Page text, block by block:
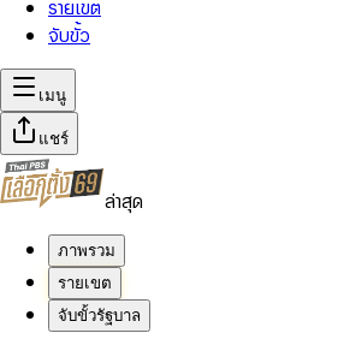
รายเขต
จับขั้ว
เมนู
แชร์
ล่าสุด
ภาพรวม
รายเขต
จับขั้วรัฐบาล